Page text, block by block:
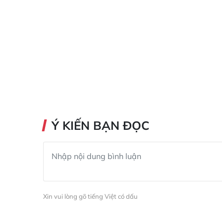
Ý KIẾN BẠN ĐỌC
Xin vui lòng gõ tiếng Việt có dấu